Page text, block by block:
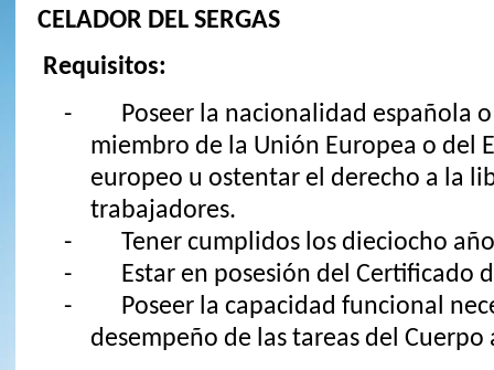
CELADOR DEL SERGAS
Requisitos:
- Poseer la nacionalidad española o
miembro de la Unión Europea o del
europeo u ostentar el derecho a la
trabajadores.
- Tener cumplidos los dieciocho
- Estar en posesión del Certificado
- Poseer la capacidad funcional
desempeño de las tareas del Cuerpo